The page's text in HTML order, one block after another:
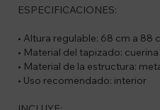
ESPECIFICACIONES:
• Altura regulable: 68 cm a 88
• Material del tapizado: cuerina
• Material de la estructura:
• Uso recomendado: interior